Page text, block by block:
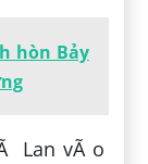
hòn Bảy
Lan vÃ o